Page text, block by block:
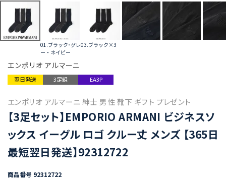
01.ブラック･グレ
ー・ネイビー
03.ブラック×3
エンポリオ アルマーニ
翌日発送 3足組 EA3P
エンポリオ アルマーニ 紳士 男性 靴下 ギフト プレゼント
【3足セット】EMPORIO ARMANI ビジネスソ
ックス イーグル ロゴ クルー丈 メンズ 【365日
最短翌日発送】92312722
商品番号 92312722